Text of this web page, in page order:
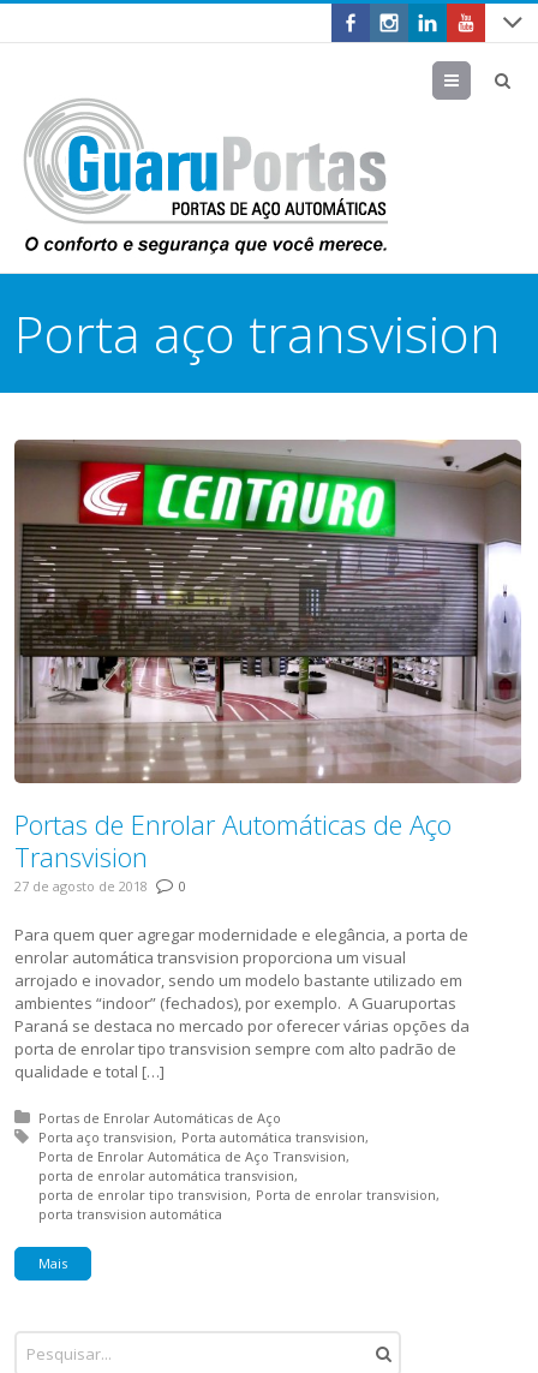
Menu
Porta aço transvision
Portas de Enrolar Automáticas de Aço
Transvision
27 de agosto de 2018 0
Para quem quer agregar modernidade e elegância, a porta de
enrolar automática transvision proporciona um visual
arrojado e inovador, sendo um modelo bastante utilizado em
ambientes “indoor” (fechados), por exemplo. A Guaruportas
Paraná se destaca no mercado por oferecer várias opções da
porta de enrolar tipo transvision sempre com alto padrão de
qualidade e total […]
Posted in:
Portas de Enrolar Automáticas de Aço
Tagged with:
Porta aço transvision Porta automática transvision
Porta de Enrolar Automática de Aço Transvision
porta de enrolar automática transvision
porta de enrolar tipo transvision Porta de enrolar transvision
porta transvision automática
Mais